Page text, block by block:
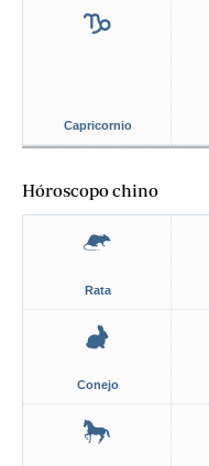
Capricornio
Hóroscopo chino
Rata
Conejo